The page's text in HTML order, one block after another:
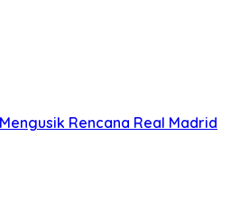
Rencana Real Madrid